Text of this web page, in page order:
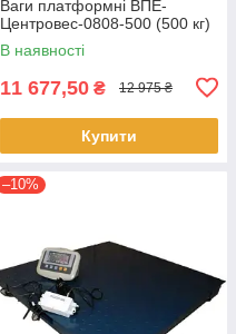
Ваги платформні ВПЕ-
Центровес-0808-500 (500 кг)
В наявності
11 677,50 ₴ 12 975 ₴
Купити
–10%